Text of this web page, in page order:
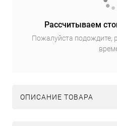
Рассчитываем
Пожалуйста подождите,
ОПИСАНИЕ ТОВАРА